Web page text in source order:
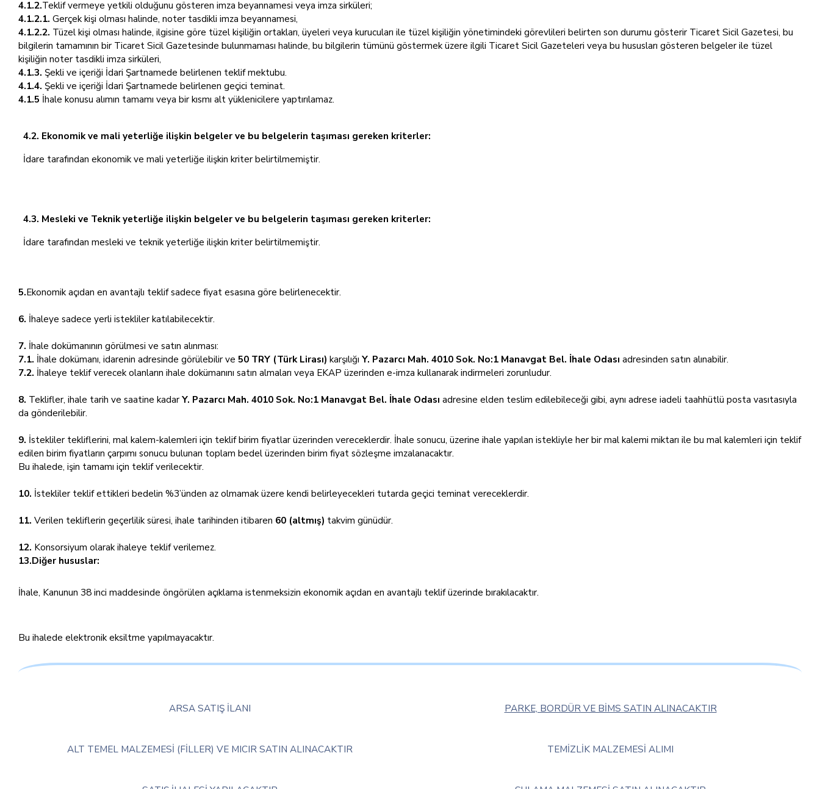
4.1.2.Teklif vermeye yetkili olduğunu gösteren imza beyannamesi veya imza sirküleri;
4.1.2.1. Gerçek kişi olması halinde, noter tasdikli imza beyannamesi,
4.1.2.2. Tüzel kişi olması halinde, ilgisine göre tüzel kişiliğin ortakları, üyeleri veya kurucuları ile tüzel kişiliğin yönetimindeki görevlileri belirten son durumu gösterir Ticaret Sicil Gazetesi, bu
bilgilerin tamamının bir Ticaret Sicil Gazetesinde bulunmaması halinde, bu bilgilerin tümünü göstermek üzere ilgili Ticaret Sicil Gazeteleri veya bu hususları gösteren belgeler ile tüzel
kişiliğin noter tasdikli imza sirküleri,
4.1.3. Şekli ve içeriği İdari Şartnamede belirlenen teklif mektubu.
4.1.4. Şekli ve içeriği İdari Şartnamede belirlenen geçici teminat.
4.1.5 İhale konusu alımın tamamı veya bir kısmı alt yüklenicilere yaptırılamaz.
4.2. Ekonomik ve mali yeterliğe ilişkin belgeler ve bu belgelerin taşıması gereken kriterler:
İdare tarafından ekonomik ve mali yeterliğe ilişkin kriter belirtilmemiştir.
4.3. Mesleki ve Teknik yeterliğe ilişkin belgeler ve bu belgelerin taşıması gereken kriterler:
İdare tarafından mesleki ve teknik yeterliğe ilişkin kriter belirtilmemiştir.
5.Ekonomik açıdan en avantajlı teklif sadece fiyat esasına göre belirlenecektir.
6. İhaleye sadece yerli istekliler katılabilecektir.
7. İhale dokümanının görülmesi ve satın alınması:
7.1. İhale dokümanı, idarenin adresinde görülebilir ve 50 TRY (Türk Lirası) karşılığı Y. Pazarcı Mah. 4010 Sok. No:1 Manavgat Bel. İhale Odası adresinden satın alınabilir.
7.2. İhaleye teklif verecek olanların ihale dokümanını satın almaları veya EKAP üzerinden e-imza kullanarak indirmeleri zorunludur.
8. Teklifler, ihale tarih ve saatine kadarY. Pazarcı Mah. 4010 Sok. No:1 Manavgat Bel. İhale Odası adresine elden teslim edilebileceği gibi, aynı adrese iadeli taahhütlü posta vasıtasıyla
da gönderilebilir.
9. İstekliler tekliflerini, mal kalem-kalemleri için teklif birim fiyatlar üzerinden vereceklerdir. İhale sonucu, üzerine ihale yapılan istekliyle her bir mal kalemi miktarı ile bu mal kalemleri için teklif
edilen birim fiyatların çarpımı sonucu bulunan toplam bedel üzerinden birim fiyat sözleşme imzalanacaktır.
Bu ihalede, işin tamamı için teklif verilecektir.
10. İstekliler teklif ettikleri bedelin %3’ünden az olmamak üzere kendi belirleyecekleri tutarda geçici teminat vereceklerdir.
11. Verilen tekliflerin geçerlilik süresi, ihale tarihinden itibaren 60 (altmış) takvim günüdür.
12. Konsorsiyum olarak ihaleye teklif verilemez.
13.Diğer hususlar:
İhale, Kanunun 38 inci maddesinde öngörülen açıklama istenmeksizin ekonomik açıdan en avantajlı teklif üzerinde bırakılacaktır.
Bu ihalede elektronik eksiltme yapılmayacaktır.
ARSA SATIŞ İLANI PARKE, BORDÜR VE BİMS SATIN ALINACAKTIR
ALT TEMEL MALZEMESİ (FİLLER) VE MICIR SATIN ALINACAKTIR TEMİZLİK MALZEMESİ ALIMI